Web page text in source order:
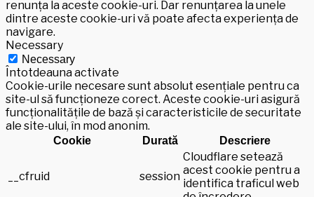
renunța la aceste cookie-uri. Dar renunțarea la unele
dintre aceste cookie-uri vă poate afecta experiența de
navigare.
Necessary
Necessary
Întotdeauna activate
Cookie-urile necesare sunt absolut esențiale pentru ca
site-ul să funcționeze corect. Aceste cookie-uri asigură
funcționalitățile de bază și caracteristicile de securitate
ale site-ului, în mod anonim.
Cookie Durată Descriere
__cfruid session
Cloudflare setează
acest cookie pentru a
identifica traficul web